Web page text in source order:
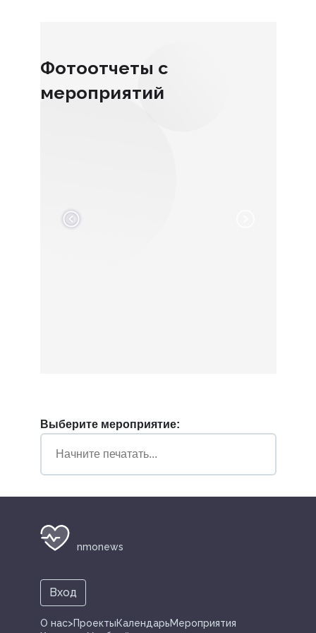
Фотоотчеты с
мероприятий
Выберите мероприятие:
nmonews
О нас>ПроектыКалендарьМероприятия
Вход